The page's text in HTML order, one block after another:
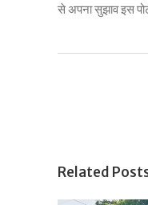
से अपना सुझाव इस
Related